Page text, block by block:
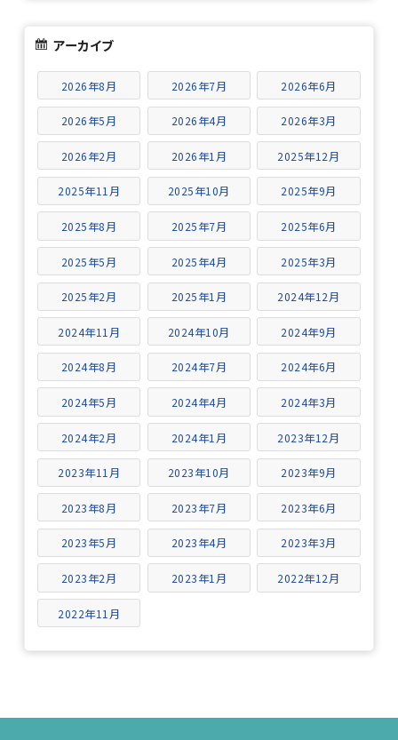
アーカイブ
2026年8月 2026年7月 2026年6月
2026年5月 2026年4月 2026年3月
2026年2月 2026年1月 2025年12月
2025年11月 2025年10月 2025年9月
2025年8月 2025年7月 2025年6月
2025年5月 2025年4月 2025年3月
2025年2月 2025年1月 2024年12月
2024年11月 2024年10月 2024年9月
2024年8月 2024年7月 2024年6月
2024年5月 2024年4月 2024年3月
2024年2月 2024年1月 2023年12月
2023年11月 2023年10月 2023年9月
2023年8月 2023年7月 2023年6月
2023年5月 2023年4月 2023年3月
2023年2月 2023年1月 2022年12月
2022年11月